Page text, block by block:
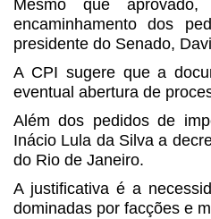
Mesmo que
encaminhamento dos
presidente do Senado,
A CPI sugere que a
eventual abertura de
Além dos pedidos de
Inácio Lula da Silva a
do Rio de Janeiro.
A justificativa é a
dominadas por facções e